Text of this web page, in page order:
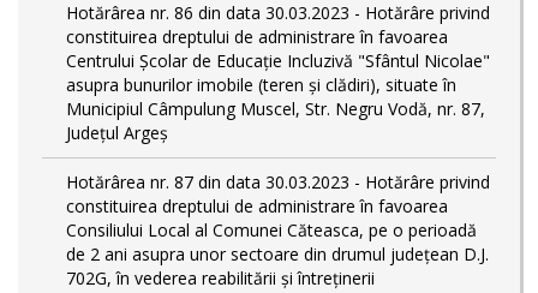
Hotărârea nr. 86 din data 30.03.2023 - Hotărâre privind
constituirea dreptului de administrare în favoarea
Centrului Școlar de Educație Incluzivă "Sfântul Nicolae"
asupra bunurilor imobile (teren și clădiri), situate în
Municipiul Câmpulung Muscel, Str. Negru Vodă, nr. 87,
Județul Argeș
Hotărârea nr. 87 din data 30.03.2023 - Hotărâre privind
constituirea dreptului de administrare în favoarea
Consiliului Local al Comunei Căteasca, pe o perioadă
de 2 ani asupra unor sectoare din drumul județean D.J.
702G, în vederea reabilitării și întreținerii